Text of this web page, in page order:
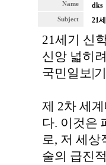
Name dks
Subject 21
21세기 신
신앙 넓히
국민일보|
제 2차 세
다. 이것은
로, 저 세상
술의 급진